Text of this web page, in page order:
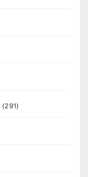
(291)